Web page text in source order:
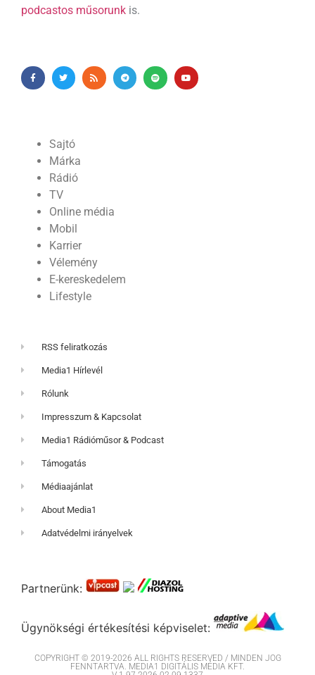
podcastos műsorunk is.
Sajtó
Márka
Rádió
TV
Online média
Mobil
Karrier
Vélemény
E-kereskedelem
Lifestyle
RSS feliratkozás
Media1 Hírlevél
Rólunk
Impresszum & Kapcsolat
Media1 Rádióműsor & Podcast
Támogatás
Médiaajánlat
About Media1
Adatvédelmi irányelvek
Partnerünk:
Ügynökségi értékesítési képviselet:
COPYRIGHT © 2019-2026 ALL RIGHTS RESERVED / MINDEN JOG
FENNTARTVA. MEDIA1 DIGITÁLIS MÉDIA KFT.